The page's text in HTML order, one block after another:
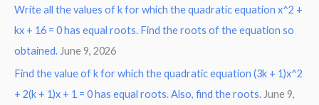
Write all the values of k for which the quadratic equation x^2 +
kx + 16 = 0 has equal roots. Find the roots of the equation so
obtained. June 9, 2026
Find the value of k for which the quadratic equation (3k + 1)x^2
+ 2(k + 1)x + 1 = 0 has equal roots. Also, find the roots. June 9,